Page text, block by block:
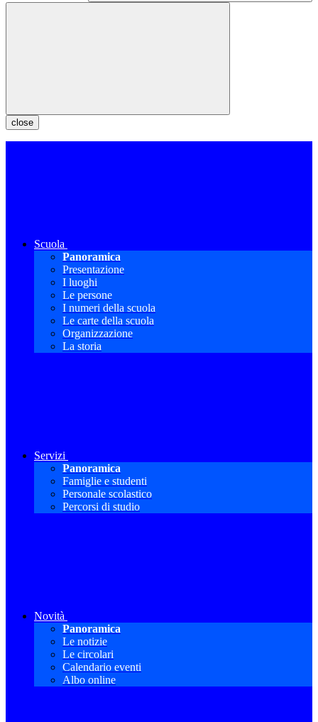
close
Scuola
Panoramica
Presentazione
I luoghi
Le persone
I numeri della scuola
Le carte della scuola
Organizzazione
La storia
Servizi
Panoramica
Famiglie e studenti
Personale scolastico
Percorsi di studio
Novità
Panoramica
Le notizie
Le circolari
Calendario eventi
Albo online